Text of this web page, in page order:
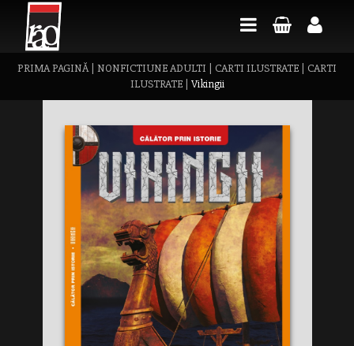
PRIMA PAGINĂ| NONFICTIUNE ADULTI CARTI ILUSTRATE
CARTI
ILUSTRATE| Vikingii